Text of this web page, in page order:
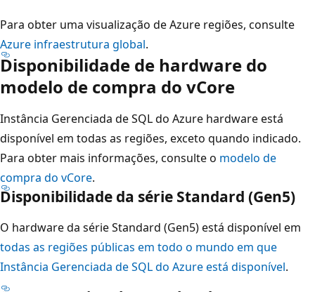
Para obter uma visualização de Azure regiões, consulte
Azure infraestrutura global.
Disponibilidade de hardware do
modelo de compra do vCore
Instância Gerenciada de SQL do Azure hardware está
disponível em todas as regiões, exceto quando indicado.
Para obter mais informações, consulte o modelo de
compra do vCore.
Disponibilidade da série Standard (Gen5)
O hardware da série Standard (Gen5) está disponível em
todas as regiões públicas em todo o mundo em que
Instância Gerenciada de SQL do Azure está disponível.